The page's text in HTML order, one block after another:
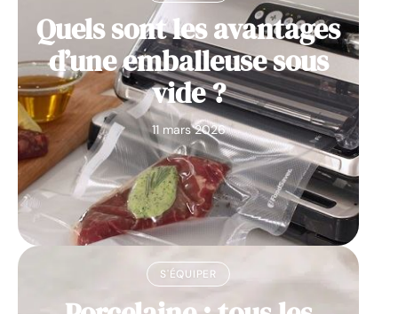
Quels sont les avantages
d’une emballeuse sous
vide ?
11 mars 2026
S'ÉQUIPER